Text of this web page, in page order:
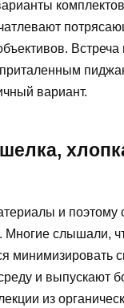
Встреча
вариант.
и поэтому
Многие слышали,
минимизировать
и выпускают
из